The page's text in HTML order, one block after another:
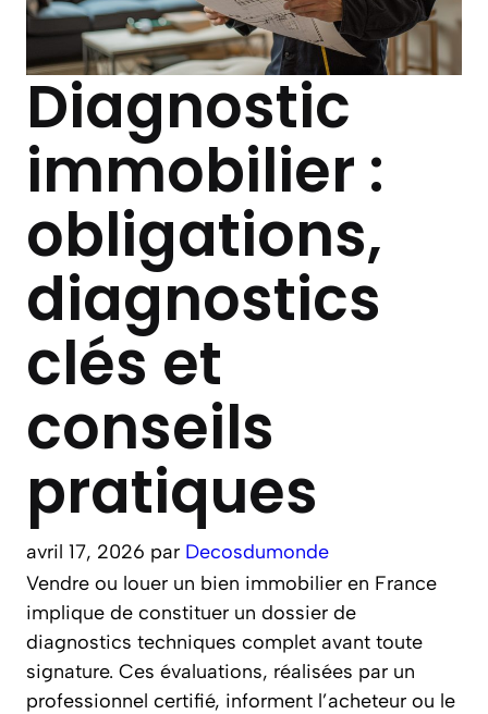
Diagnostic
immobilier :
obligations,
diagnostics
clés et
conseils
pratiques
avril 17, 2026 par Decosdumonde
Vendre ou louer un bien immobilier en France
implique de constituer un dossier de
diagnostics techniques complet avant toute
signature. Ces évaluations, réalisées par un
professionnel certifié, informent l’acheteur ou le